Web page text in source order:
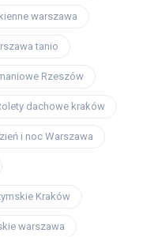
warszawa
tanio
Rzeszów
dachowe kraków
i noc Warszawa
Kraków
warszawa